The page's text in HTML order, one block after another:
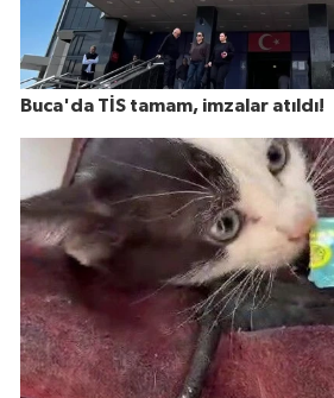
Buca'da TİS tamam, imzalar atıldı!